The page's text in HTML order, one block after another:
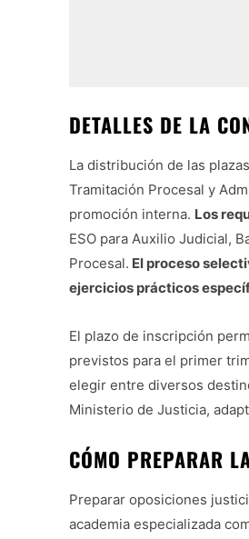
DETALLES DE LA
La distribución de las
Tramitación Procesal y
promoción interna. Los
ESO para Auxilio Judicial,
Procesal. El proceso
ejercicios prácticos
El plazo de inscripción
previstos para el primer
elegir entre diversos
Ministerio de Justicia,
CÓMO PREPARAR
Preparar oposiciones
academia especializada